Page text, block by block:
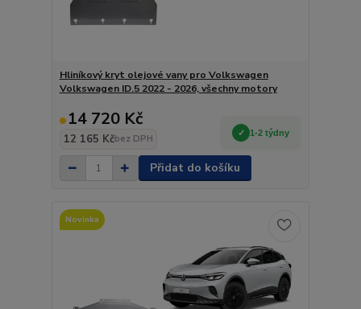
Hliníkový kryt olejové vany pro Volkswagen
Volkswagen ID.5 2022 - 2026, všechny motory
14 720 Kč
12 165 Kčbez DPH
1-2 týdny
Přidat do košíku
Novinka